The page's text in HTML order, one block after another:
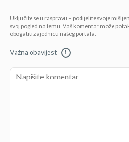
Uključite se u raspravu – podijelite svoje
svoj pogled na temu. Vaš komentar može
obogatiti zajednicu našeg portala.
Važna obavijest !